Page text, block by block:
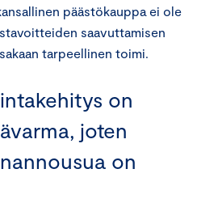
päästökauppa ei ole
saavuttamisen
tarpeellinen toimi.
on
joten
on